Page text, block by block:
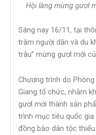
Hội làng mừng gươl
Sáng nay 16/11, tại
trăm người dân và du
trâu” mừng gươl mới
Chương trình do
Giang tổ chức, nhằm
gươl mới thành sản
trình mục tiêu quốc
đồng bào dân tộc